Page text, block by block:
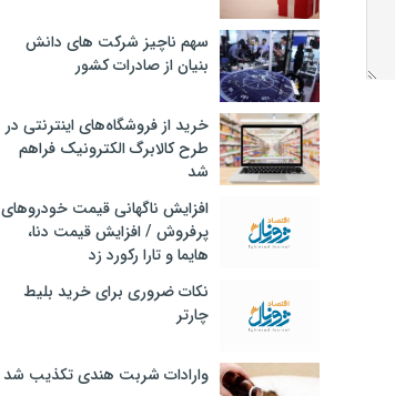
سهم ناچیز شرکت های دانش
بنیان از صادرات کشور
خرید از فروشگاه‌های اینترنتی در
طرح کالابرگ الکترونیک فراهم
شد
افزایش ناگهانی قیمت خودروهای
پرفروش / افزایش قیمت دنا،
هایما و تارا رکورد زد
نکات ضروری برای خرید بلیط
چارتر
وارادات شربت هندی تکذیب شد